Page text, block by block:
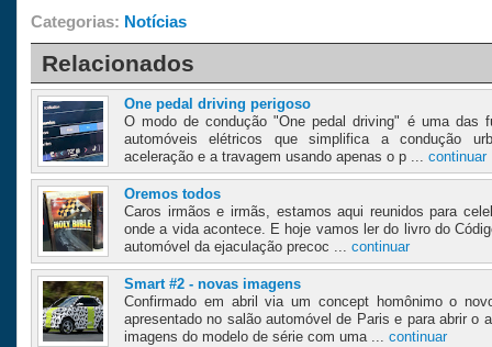
Categorias: Notícias
Relacionados
One pedal driving perigoso
O modo de condução "One pedal driving" é uma das
automóveis elétricos que simplifica a condução
aceleração e a travagem usando apenas o p ... continuar
Oremos todos
Caros irmãos e irmãs, estamos aqui reunidos para
onde a vida acontece. E hoje vamos ler do livro do
automóvel da ejaculação precoc ... continuar
Smart #2 - novas imagens
Confirmado em abril via um concept homônimo o
apresentado no salão automóvel de Paris e para abrir o
imagens do modelo de série com uma ... continuar